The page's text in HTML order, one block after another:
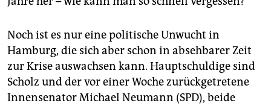
Noch ist es nur eine politische Unwucht in
Hamburg, die sich aber schon in absehbarer Zeit
zur Krise auswachsen kann. Hauptschuldige sind
Scholz und der vor einer Woche zurückgetretene
Innensenator Michael Neumann (SPD), beide